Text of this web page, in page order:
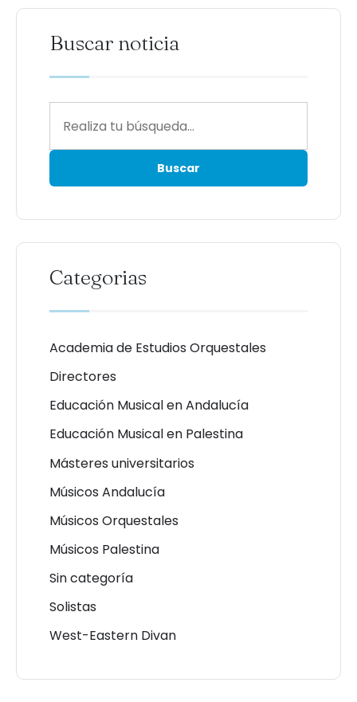
Buscar noticia
Categorias
Academia de Estudios Orquestales
Directores
Educación Musical en Andalucía
Educación Musical en Palestina
Másteres universitarios
Músicos Andalucía
Músicos Orquestales
Músicos Palestina
Sin categoría
Solistas
West-Eastern Divan